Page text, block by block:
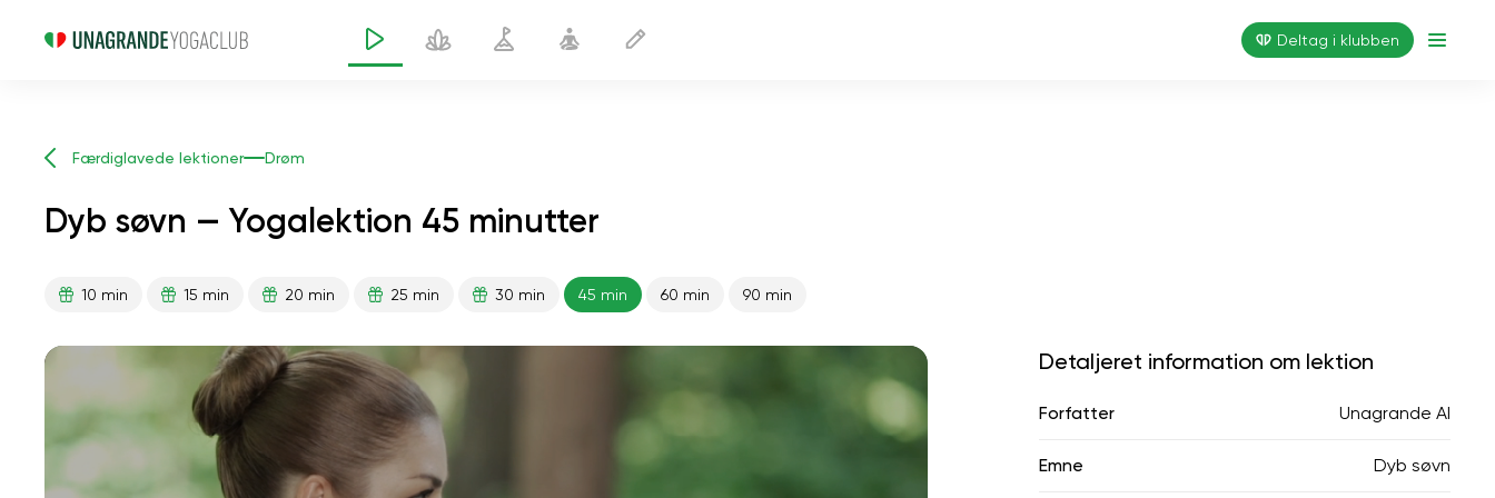
Deltag i klubben
Færdiglavede lektioner Drøm
Dyb søvn — Yogalektion 45 minutter
10 min 15 min 20 min 25 min 30 min 45 min 60 min 90 min
Detaljeret information om lektion
Forfatter Unagrande AI
Emne Dyb søvn